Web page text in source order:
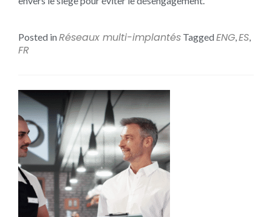
Posted inRéseaux multi-implantés TaggedENG,ES,
FR